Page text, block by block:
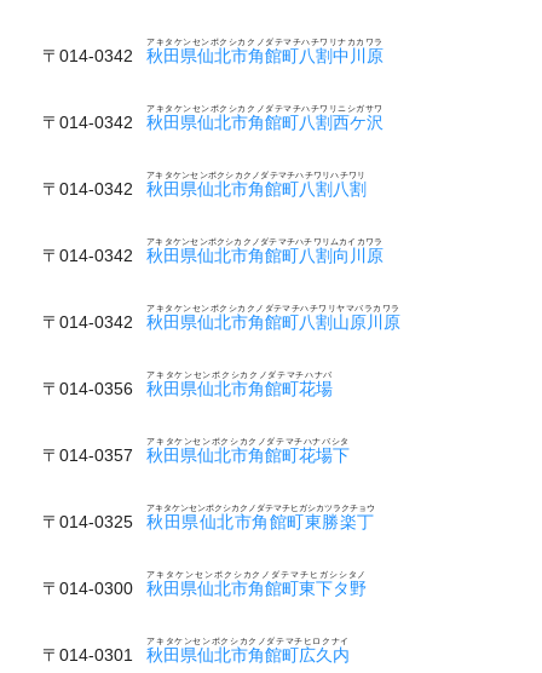
〒014-0342 秋田県仙北市角館町八割中川原
アキタケンセンボクシカクノダテマチハチワリナカカワラ
〒014-0342 秋田県仙北市角館町八割西ケ沢
アキタケンセンボクシカクノダテマチハチワリニシガサワ
〒014-0342 秋田県仙北市角館町八割八割
アキタケンセンボクシカクノダテマチハチワリハチワリ
〒014-0342 秋田県仙北市角館町八割向川原
アキタケンセンボクシカクノダテマチハチワリムカイカワラ
〒014-0342 秋田県仙北市角館町八割山原川原
アキタケンセンボクシカクノダテマチハチワリヤマバラカワラ
〒014-0356 秋田県仙北市角館町花場
アキタケンセンボクシカクノダテマチハナバ
〒014-0357 秋田県仙北市角館町花場下
アキタケンセンボクシカクノダテマチハナバシタ
〒014-0325 秋田県仙北市角館町東勝楽丁
アキタケンセンボクシカクノダテマチヒガシカツラクチョウ
〒014-0300 秋田県仙北市角館町東下タ野
アキタケンセンボクシカクノダテマチヒガシシタノ
〒014-0301 秋田県仙北市角館町広久内
アキタケンセンボクシカクノダテマチヒロクナイ